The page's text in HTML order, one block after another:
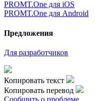
PROMT.One для iOS
PROMT.One для Android
Предложения
Для разработчиков
Копировать текст
Копировать перевод
Сообщить о проблеме